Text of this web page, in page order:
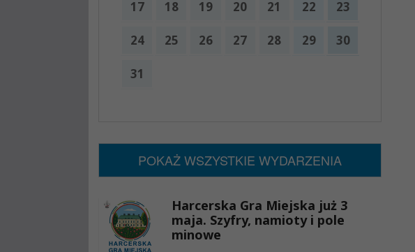
17 18 19 20 21 22 23
24 25 26 27 28 29 30
31
POKAŻ WSZYSTKIE WYDARZENIA
Harcerska Gra Miejska już 3
maja. Szyfry, namioty i pole
minowe